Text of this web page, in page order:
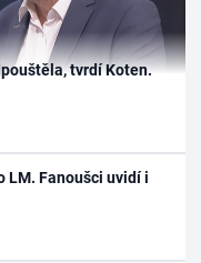
tvrdí Koten.
LM. Fanoušci uvidí i